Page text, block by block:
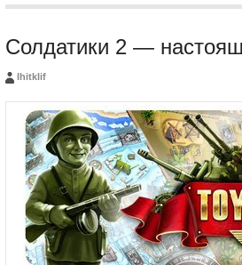
Солдатики 2 —
Ihitklif